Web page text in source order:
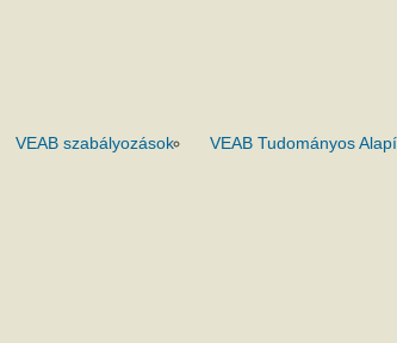
VEAB szabályozások VEAB Tudományos